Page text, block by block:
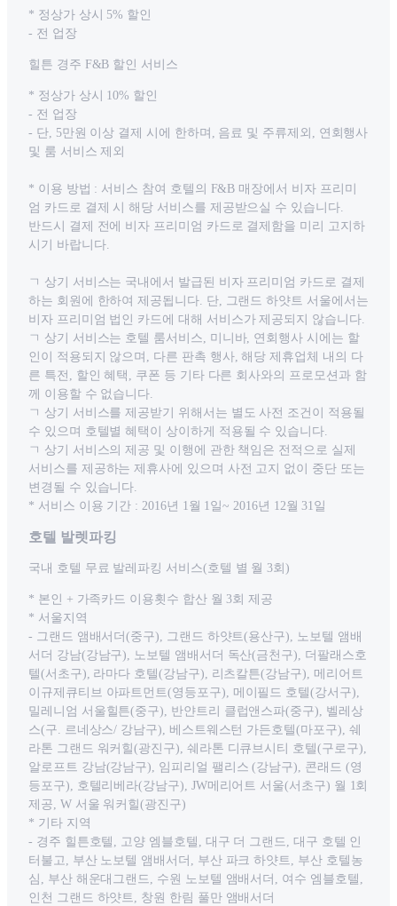
* 정상가 상시 5% 할인
- 전 업장
힐튼 경주 F&B 할인 서비스
* 정상가 상시 10% 할인
- 전 업장
- 단, 5만원 이상 결제 시에 한하며, 음료 및 주류제외, 연회행사
및 룸 서비스 제외
* 이용 방법 : 서비스 참여 호텔의 F&B 매장에서 비자 프리미
엄 카드로 결제 시 해당 서비스를 제공받으실 수 있습니다.
반드시 결제 전에 비자 프리미엄 카드로 결제함을 미리 고지하
시기 바랍니다.
ㄱ 상기 서비스는 국내에서 발급된 비자 프리미엄 카드로 결제
하는 회원에 한하여 제공됩니다. 단, 그랜드 하얏트 서울에서는
비자 프리미엄 법인 카드에 대해 서비스가 제공되지 않습니다.
ㄱ 상기 서비스는 호텔 룸서비스, 미니바, 연회행사 시에는 할
인이 적용되지 않으며, 다른 판촉 행사, 해당 제휴업체 내의 다
른 특전, 할인 혜택, 쿠폰 등 기타 다른 회사와의 프로모션과 함
께 이용할 수 없습니다.
ㄱ 상기 서비스를 제공받기 위해서는 별도 사전 조건이 적용될
수 있으며 호텔별 혜택이 상이하게 적용될 수 있습니다.
ㄱ 상기 서비스의 제공 및 이행에 관한 책임은 전적으로 실제
서비스를 제공하는 제휴사에 있으며 사전 고지 없이 중단 또는
변경될 수 있습니다.
* 서비스 이용 기간 : 2016년 1월 1일~ 2016년 12월 31일
호텔 발렛파킹
국내 호텔 무료 발레파킹 서비스(호텔 별 월 3회)
* 본인 + 가족카드 이용횟수 합산 월 3회 제공
* 서울지역
- 그랜드 앰배서더(중구), 그랜드 하얏트(용산구), 노보텔 앰배
서더 강남(강남구), 노보텔 앰배서더 독산(금천구), 더팔래스호
텔(서초구), 라마다 호텔(강남구), 리츠칼튼(강남구), 메리어트
이규제큐티브 아파트먼트(영등포구), 메이필드 호텔(강서구),
밀레니엄 서울힐튼(중구), 반얀트리 클럽앤스파(중구), 벨레상
스(구. 르네상스/ 강남구), 베스트웨스턴 가든호텔(마포구), 쉐
라톤 그랜드 워커힐(광진구), 쉐라톤 디큐브시티 호텔(구로구),
알로프트 강남(강남구), 임피리얼 팰리스 (강남구), 콘래드 (영
등포구), 호텔리베라(강남구), JW메리어트 서울(서초구) 월 1회
제공, W 서울 워커힐(광진구)
* 기타 지역
- 경주 힐튼호텔, 고양 엠블호텔, 대구 더 그랜드, 대구 호텔 인
터불고, 부산 노보텔 앰배서더, 부산 파크 하얏트, 부산 호텔농
심, 부산 해운대그랜드, 수원 노보텔 앰배서더, 여수 엠블호텔,
인천 그랜드 하얏트, 창원 한림 풀만 앰배서더